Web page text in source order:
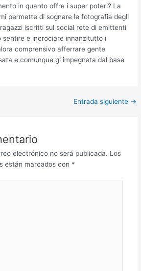
in quanto offre i super poteri? La
permette di sognare le fotografia degli
iscritti sul social rete di emittenti
sentire e incrociare innanzitutto i
comprensivo afferrare gente
e comunque gi impegnata dal base
Entrada siguiente →
electrónico no será publicada. Los
están marcados con *